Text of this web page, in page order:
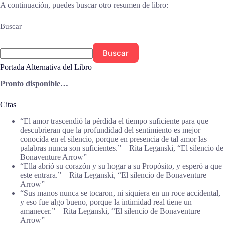
A continuación, puedes buscar otro resumen de libro:
Buscar
Buscar
Portada Alternativa del Libro
Pronto disponible…
Citas
“El amor trascendió la pérdida el tiempo suficiente para que
descubrieran que la profundidad del sentimiento es mejor
conocida en el silencio, porque en presencia de tal amor las
palabras nunca son suficientes.”―Rita Leganski, “El silencio de
Bonaventure Arrow”
“Ella abrió su corazón y su hogar a su Propósito, y esperó a que
este entrara.”―Rita Leganski, “El silencio de Bonaventure
Arrow”
“Sus manos nunca se tocaron, ni siquiera en un roce accidental,
y eso fue algo bueno, porque la intimidad real tiene un
amanecer.”―Rita Leganski, “El silencio de Bonaventure
Arrow”